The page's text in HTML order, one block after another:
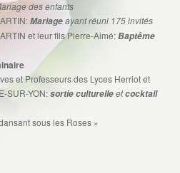
des enfants
Mariageayant réuni 175 invités
et leur fils Pierre-Aimé:Baptême
et Professeurs des Lyces Herriot et
SUR-YON:sortie culturelleetcocktail
sous les Roses »